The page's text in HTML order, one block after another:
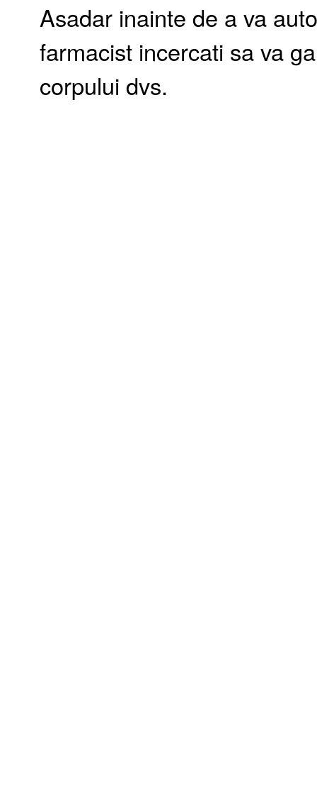
Asadar inainte de a va
farmacist incercati sa va
corpului dvs.